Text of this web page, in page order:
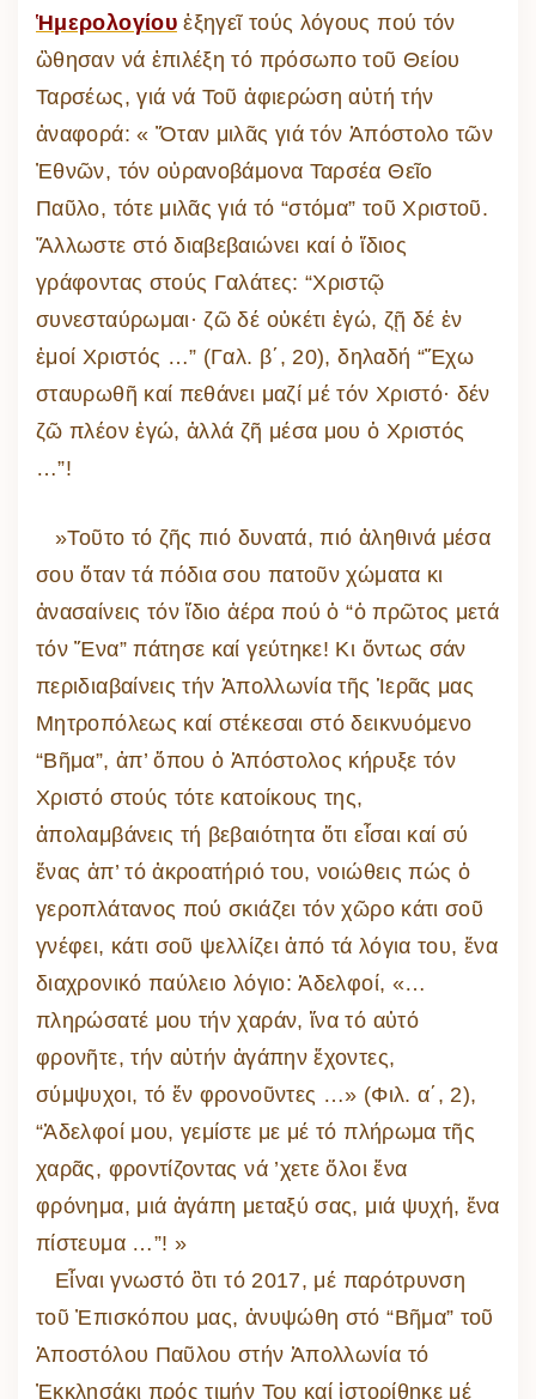
Ἡμερολογίουἐξηγεῖ τούς λόγους πού τόν
ὢθησαν νά ἐπιλέξη τό πρόσωπο τοῦ Θείου
Ταρσέως, γιά νά Τοῦ ἀφιερώση αὐτή τήν
ἀναφορά: « Ὅταν μιλᾶς γιά τόν Ἀπόστολο τῶν
Ἐθνῶν, τόν οὐρανοβάμονα Ταρσέα Θεῖο
Παῦλο, τότε μιλᾶς γιά τό “στόμα” τοῦ Χριστοῦ.
Ἄλλωστε στό διαβεβαιώνει καί ὁ ἴδιος
γράφοντας στούς Γαλάτες: “Χριστῷ
συνεσταύρωμαι· ζῶ δέ οὐκέτι ἐγώ, ζῇ δέ ἐν
ἐμοί Χριστός …” (Γαλ. β΄, 20), δηλαδή “Ἔχω
σταυρωθῆ καί πεθάνει μαζί μέ τόν Χριστό· δέν
ζῶ πλέον ἐγώ, ἀλλά ζῆ μέσα μου ὁ Χριστός
…”!
»Τοῦτο τό ζῆς πιό δυνατά, πιό ἀληθινά μέσα
σου ὅταν τά πόδια σου πατοῦν χώματα κι
ἀνασαίνεις τόν ἴδιο ἀέρα πού ὁ “ὁ πρῶτος μετά
τόν Ἕνα” πάτησε καί γεύτηκε! Κι ὄντως σάν
περιδιαβαίνεις τήν Ἀπολλωνία τῆς Ἱερᾶς μας
Μητροπόλεως καί στέκεσαι στό δεικνυόμενο
“Βῆμα”, ἀπ’ ὅπου ὁ Ἀπόστολος κήρυξε τόν
Χριστό στούς τότε κατοίκους της,
ἀπολαμβάνεις τή βεβαιότητα ὅτι εἶσαι καί σύ
ἕνας ἀπ’ τό ἀκροατήριό του, νοιώθεις πώς ὁ
γεροπλάτανος πού σκιάζει τόν χῶρο κάτι σοῦ
γνέφει, κάτι σοῦ ψελλίζει ἀπό τά λόγια του, ἕνα
διαχρονικό παύλειο λόγιο: Ἀδελφοί, «…
πληρώσατέ μου τήν χαράν, ἵνα τό αὐτό
φρονῆτε, τήν αὐτήν ἀγάπην ἔχοντες,
σύμψυχοι, τό ἕν φρονοῦντες …» (Φιλ. α΄, 2),
“Ἀδελφοί μου, γεμίστε με μέ τό πλήρωμα τῆς
χαρᾶς, φροντίζοντας νά ’χετε ὅλοι ἕνα
φρόνημα, μιά ἀγάπη μεταξύ σας, μιά ψυχή, ἕνα
πίστευμα …”! »
Εἶναι γνωστό ὃτι τό 2017, μέ παρότρυνση
τοῦ Ἐπισκόπου μας, ἀνυψώθη στό “Βῆμα” τοῦ
Ἀποστόλου Παῦλου στήν Ἀπολλωνία τό
Ἐκκλησάκι πρός τιμήν Του καί ἱστορίθηκε μέ